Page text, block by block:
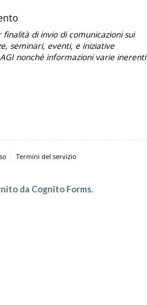
dati personali per informative
di invio di comunicazioni sui
seminari, eventi, e iniziative
nonché informazioni varie inerenti
Termini del servizio
da Cognito Forms.